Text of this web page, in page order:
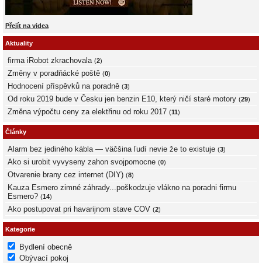
Přejít na videa
Aktuality
firma iRobot zkrachovala (2)
Změny v poradňácké poště (0)
Hodnocení příspěvků na poradně (3)
Od roku 2019 bude v Česku jen benzin E10, který ničí staré motory (29)
Změna výpočtu ceny za elektřinu od roku 2017 (11)
Články
Alarm bez jediného kábla — väčšina ľudí nevie že to existuje (3)
Ako si urobit vyvyseny zahon svojpomocne (0)
Otvarenie brany cez internet (DIY) (8)
Kauza Esmero zimné záhrady...poškodzuje vlákno na poradni firmu
Esmero? (14)
Ako postupovat pri havarijnom stave COV (2)
Kategorie
Bydlení obecně
Obývací pokoj